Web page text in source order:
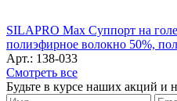
SILAPRO Max Суппорт на
полиэфирное волокно 50%,
Арт.: 138-033
Смотреть все
Будьте в курсе наших акций и